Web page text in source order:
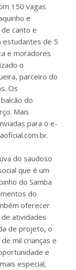
150 vagas
e
canto e
estudantes de 5
e moradores
o
parceiro do
Os
do
Mais
para o e-
do saudoso
que é um
do Samba
do
oferecer
atividades
de projeto, o
mil crianças e
e
especial,